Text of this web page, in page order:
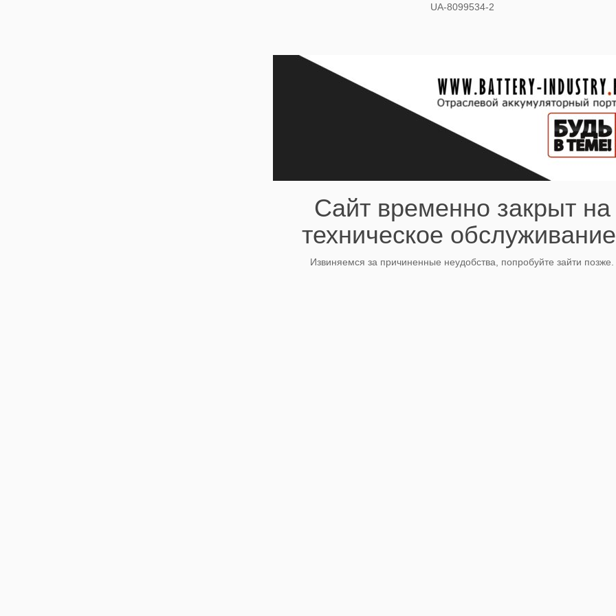
UA-8099534-2
Сайт временно закрыт на
техническое
Извиняемся за причиненные неудобства, попробуйте зайти позже.